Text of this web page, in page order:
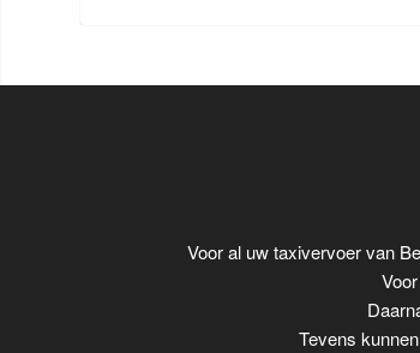
Voor al uw taxivervoer van
Tevens